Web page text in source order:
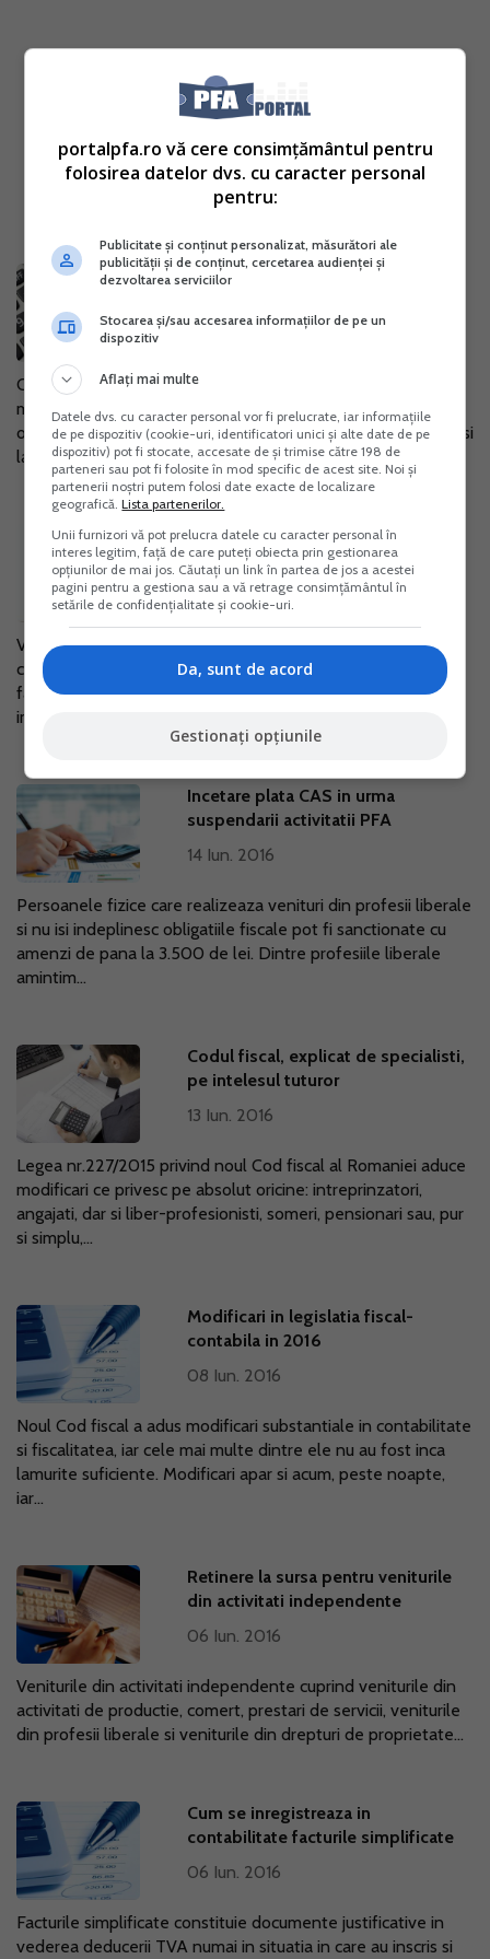
Analiza: Monografie contabila
Conform art 41-42 din Legea contabilitatii nr. 82/1991, cu
modficarile si completarile ulterioare, pentru erorile sau
omisiunile din evidenta contabila amenzile pot ajunge chiar si
la 10.000 de lei!...
Restituirea sumelor in urma unui
contract de imprumut
17 Iun. 2016
Vom analiza in continuare un studiu de caz referitor la
contractele de imprumut, pentru a observa cum se poate
face in mod legal restituirea: Daca am facut un contract de
imprumut si s-a virat...
Incetare plata CAS in urma
suspendarii activitatii PFA
14 Iun. 2016
Persoanele fizice care realizeaza venituri din profesii liberale
si nu isi indeplinesc obligatiile fiscale pot fi sanctionate cu
amenzi de pana la 3.500 de lei. Dintre profesiile liberale
amintim...
Codul fiscal, explicat de specialisti,
pe intelesul tuturor
13 Iun. 2016
Legea nr.227/2015 privind noul Cod fiscal al Romaniei aduce
modificari ce privesc pe absolut oricine: intreprinzatori,
angajati, dar si liber-profesionisti, someri, pensionari sau, pur
si simplu,...
Modificari in legislatia fiscal-
contabila in 2016
08 Iun. 2016
Noul Cod fiscal a adus modificari substantiale in contabilitate
si fiscalitatea, iar cele mai multe dintre ele nu au fost inca
lamurite suficiente. Modificari apar si acum, peste noapte,
iar...
Retinere la sursa pentru veniturile
din activitati independente
06 Iun. 2016
Veniturile din activitati independente cuprind veniturile din
activitati de productie, comert, prestari de servicii, veniturile
din profesii liberale si veniturile din drepturi de proprietate...
Cum se inregistreaza in
contabilitate facturile simplificate
06 Iun. 2016
Facturile simplificate constituie documente justificative in
vederea deducerii TVA numai in situatia in care au inscris si
portalpfa.ro vă cere consimțământul pentru
folosirea datelor dvs. cu caracter personal
pentru:
Publicitate și conținut personalizat, măsurători ale
publicității și de conținut, cercetarea audienței și
dezvoltarea serviciilor
Stocarea și/sau accesarea informațiilor de pe un
dispozitiv
Aflați mai multe
Datele dvs. cu caracter personal vor fi prelucrate, iar informațiile
de pe dispozitiv (cookie-uri, identificatori unici și alte date de pe
dispozitiv) pot fi stocate, accesate de și trimise către 198 de
parteneri sau pot fi folosite în mod specific de acest site. Noi și
partenerii noștri putem folosi date exacte de localizare
geografică.Lista partenerilor.
Unii furnizori vă pot prelucra datele cu caracter personal în
interes legitim, față de care puteți obiecta prin gestionarea
opțiunilor de mai jos. Căutați un link în partea de jos a acestei
pagini pentru a gestiona sau a vă retrage consimțământul în
setările de confidențialitate și cookie-uri.
Da, sunt de acord
Gestionați opțiunile